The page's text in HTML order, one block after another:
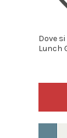
Dove
Lunch